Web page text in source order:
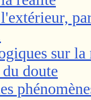
sur la
doute